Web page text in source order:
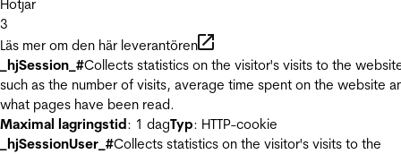
Hotjar
3
Läs mer om den här leverantören
_hjSession_#Collects statistics on the visitor's visits to the
such as the number of visits, average time spent on the website
what pages have been read.
Maximal lagringstid: 1 dagTyp: HTTP-cookie
_hjSessionUser_#Collects statistics on the visitor's visits to the